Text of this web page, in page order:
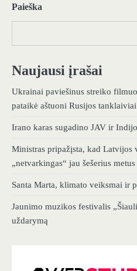
Paieška
Naujausi įrašai
Ukrainai paviešinus streiko
pataikė aštuoni Rusijos tanklaiviai
Irano karas sugadino JAV ir
Ministras pripažįsta, kad Latvijos
„netvarkingas“ jau šešerius metus
Santa Marta, klimato veiksmai ir
Jaunimo muzikos festivalis
uždarymą